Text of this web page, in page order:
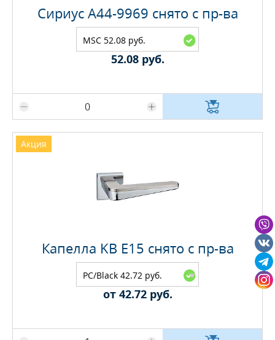
Сириус A44-9969 снято с пр-ва
MSC 52.08 руб.
52.08 руб.
Акция
Капелла KB E15 снято с пр-ва
PC/Black 42.72 руб.
от 42.72 руб.